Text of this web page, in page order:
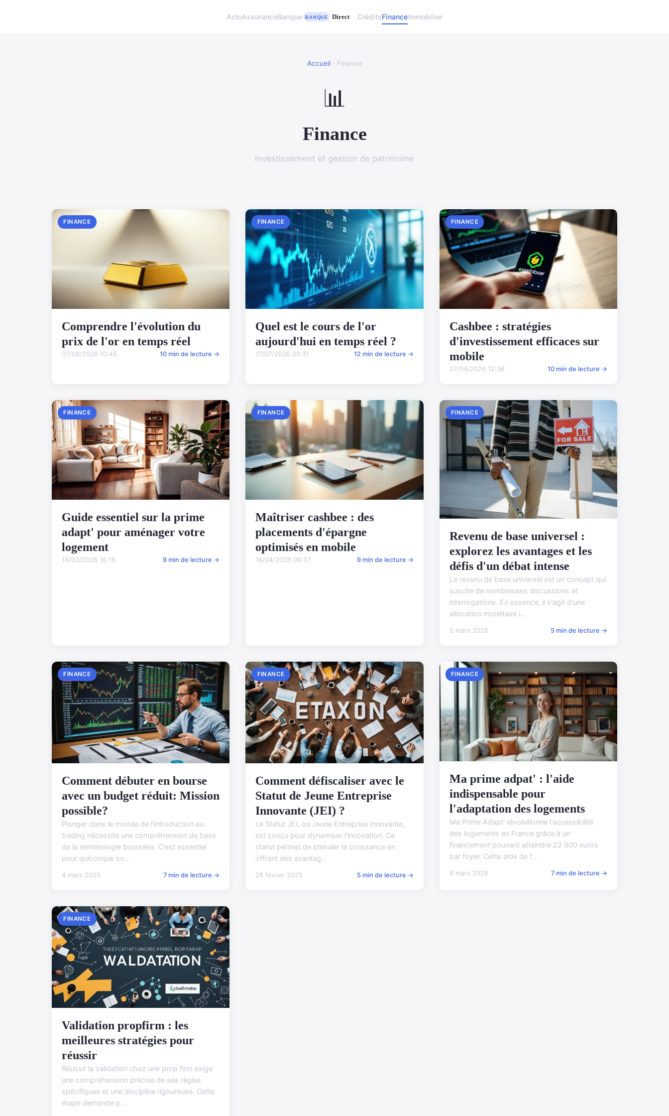
ActuAssuranceBanque CréditsFinanceImmobilier
Accueil› Finance
📊
Finance
Investissement et gestion de patrimoine
FINANCE
Comprendre l'évolution du
prix de l'or en temps réel
07/08/2026 10:45 10 min de lecture →
FINANCE
Quel est le cours de l'or
aujourd'hui en temps réel ?
17/07/2026 09:31 12 min de lecture →
FINANCE
Cashbee : stratégies
d'investissement efficaces sur
mobile
27/04/2026 12:36 10 min de lecture →
FINANCE
Guide essentiel sur la prime
adapt' pour aménager votre
logement
18/03/2026 16:15 9 min de lecture →
FINANCE
Maîtriser cashbee : des
placements d'épargne
optimisés en mobile
16/04/2026 09:37 9 min de lecture →
FINANCE
Revenu de base universel :
explorez les avantages et les
défis d'un débat intense
Le revenu de base universel est un concept qui
suscite de nombreuses discussions et
interrogations. En essence, il s'agit d'une
allocation monétaire i...
5 mars 2025 5 min de lecture →
FINANCE
Comment débuter en bourse
avec un budget réduit: Mission
possible?
Plonger dans le monde de l'introduction au
trading nécessite une compréhension de base
de la terminologie boursière. C'est essentiel
pour quiconque so...
4 mars 2025 7 min de lecture →
FINANCE
Comment défiscaliser avec le
Statut de Jeune Entreprise
Innovante (JEI) ?
Le Statut JEI, ou Jeune Entreprise Innovante,
est conçu pour dynamiser l'innovation. Ce
statut permet de stimuler la croissance en
offrant des avantag...
28 février 2025 5 min de lecture →
FINANCE
Ma prime adpat' : l'aide
indispensable pour
l'adaptation des logements
Ma Prime Adapt' révolutionne l'accessibilité
des logements en France grâce à un
financement pouvant atteindre 22 000 euros
par foyer. Cette aide de l'...
9 mars 2026 7 min de lecture →
FINANCE
Validation propfirm : les
meilleures stratégies pour
réussir
Réussir la validation chez une prop firm exige
une compréhension précise de ses règles
spécifiques et une discipline rigoureuse. Cette
étape demande p...